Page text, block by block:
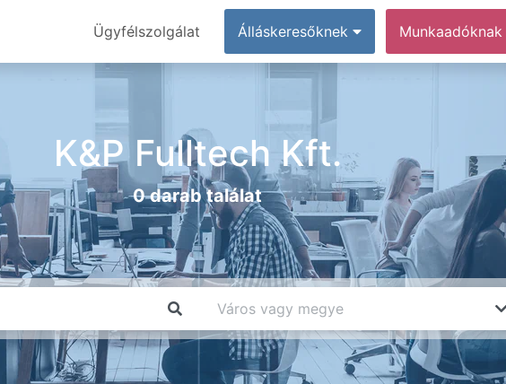
Ügyfélszolgálat Álláskeresőknek Munkaadóknak
K&P Fulltech Kft.
0 darab találat